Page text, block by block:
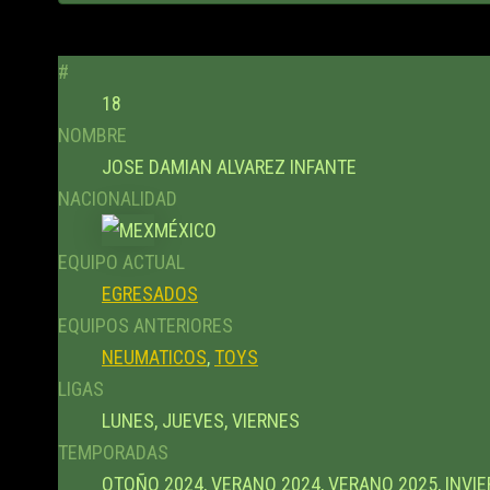
#
18
NOMBRE
JOSE DAMIAN ALVAREZ INFANTE
NACIONALIDAD
MÉXICO
EQUIPO ACTUAL
EGRESADOS
EQUIPOS ANTERIORES
NEUMATICOS,TOYS
LIGAS
LUNES, JUEVES, VIERNES
TEMPORADAS
OTOÑO 2024, VERANO 2024, VERANO 2025,